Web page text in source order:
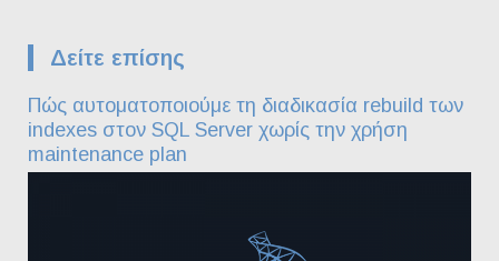
Δείτε επίσης
Πώς αυτοματοποιούμε τη διαδικασία rebuild των
indexes στον SQL Server χωρίς την χρήση
maintenance plan